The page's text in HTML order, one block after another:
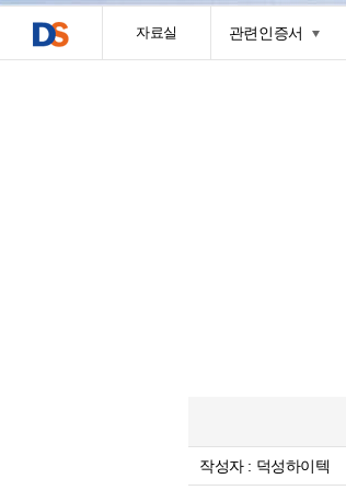
자료실 관련인증서
작성자 : 덕성하이텍